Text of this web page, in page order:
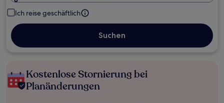
Ich reise geschäftlich
Suchen
Kostenlose Stornierung bei
Planänderungen